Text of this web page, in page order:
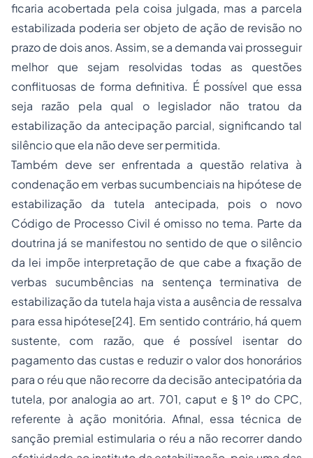
ficaria acobertada pela coisa julgada, mas a parcela
estabilizada poderia ser objeto de ação de revisão no
prazo de dois anos. Assim, se a demanda vai prosseguir
melhor que sejam resolvidas todas as questões
conflituosas de forma definitiva. É possível que essa
seja razão pela qual o legislador não tratou da
estabilização da antecipação parcial, significando tal
silêncio que ela não deve ser permitida.
Também deve ser enfrentada a questão relativa à
condenação em verbas sucumbenciais na hipótese de
estabilização da tutela antecipada, pois o novo
Código de Processo Civil é omisso no tema. Parte da
doutrina já se manifestou no sentido de que o silêncio
da lei impõe interpretação de que cabe a fixação de
verbas sucumbências na sentença terminativa de
estabilização da tutela haja vista a ausência de ressalva
para essa hipótese[24]. Em sentido contrário, há quem
sustente, com razão, que é possível isentar do
pagamento das custas e reduzir o valor dos honorários
para o réu que não recorre da decisão antecipatória da
tutela, por analogia ao art. 701, caput e § 1º do CPC,
referente à ação monitória. Afinal, essa técnica de
sanção premial estimularia o réu a não recorrer dando